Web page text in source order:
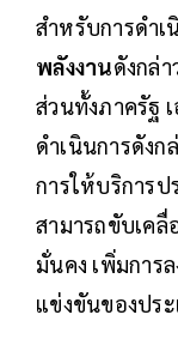
สำหรับการดำ
พลังงานดังกล่
ส่วนทั้งภาครัฐ
ดำเนินการดัง
การให้บริการ
สามารถขับเค
มั่นคง เพิ่มการ
แข่งขันของปร